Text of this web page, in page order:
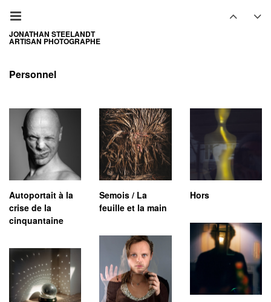
JONATHAN STEELANDT
ARTISAN PHOTOGRAPHE
Personnel
Autoportait à la
crise de la
cinquantaine
Semois / La
feuille et la main
Hors